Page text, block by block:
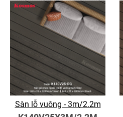
Sàn lỗ vuông - 3m/2.2m